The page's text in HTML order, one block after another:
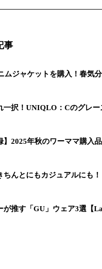
事
ジャケットを購入！春気
一択！UNIQLO：Cのグレ
】2025年秋のワーママ購入品
ちんとにもカジュアルにも
が推す「GU」ウェア3選【